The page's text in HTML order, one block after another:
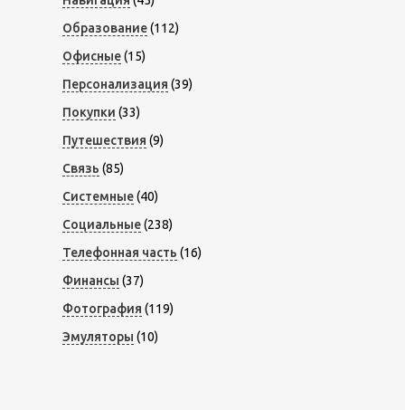
Образование(112)
Офисные(15)
Персонализация (39)
Покупки (33)
Путешествия (9)
Связь (85)
Системные(40)
Социальные(238)
Телефонная часть (16)
Финансы (37)
Фотография (119)
Эмуляторы (10)